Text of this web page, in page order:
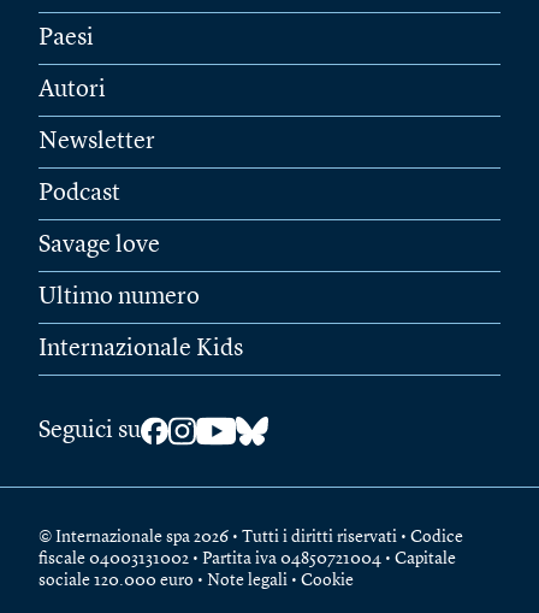
Paesi
Autori
Newsletter
Podcast
Savage love
Ultimo numero
Internazionale Kids
Seguici su
© Internazionale spa 2026 • Tutti i diritti riservati • Codice
fiscale 04003131002 • Partita iva 04850721004 • Capitale
sociale 120.000 euro • Note legali • Cookie